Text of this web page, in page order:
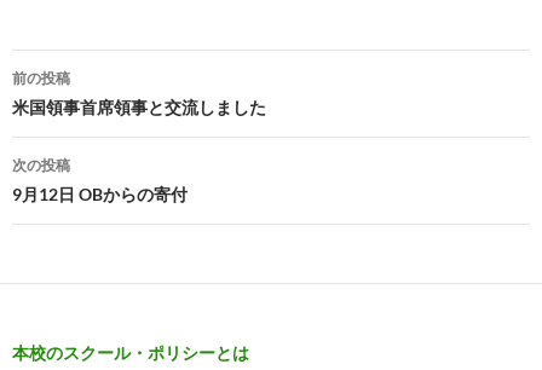
投
稿
ナ
ビ
ゲ
ー
前の投稿
米国領事首席領事と交流しました
次の投稿
9月12日 OBからの寄付
本校のスクール・ポリシーとは